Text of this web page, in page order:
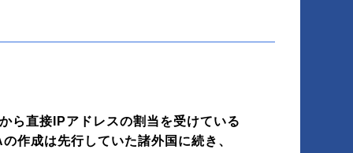
ら直接IPアドレスの割当を受けている
作成は先行していた諸外国に続き、